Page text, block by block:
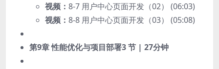
视频： 8-7 用户中心页面开发（02） (06:03)
视频： 8-8 用户中心页面开发（03） (05:08)
第9章 性能优化与项目部署3 节 | 27分钟